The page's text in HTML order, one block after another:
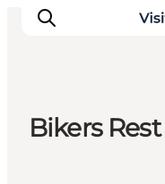
Bikers Rest